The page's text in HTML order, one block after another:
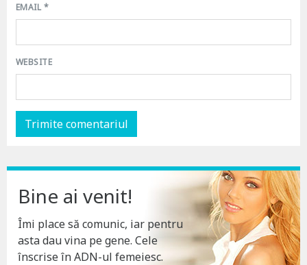
EMAIL*
WEBSITE
Bine ai venit!
Îmi place să comunic, iar pentru
asta dau vina pe gene. Cele
înscrise în ADN-ul femeiesc.